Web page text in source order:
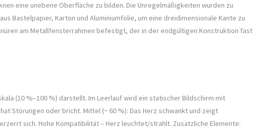
eine unebene Oberfläche zu bilden. Die Unregelmäßigkeiten wurden zu
Bastelpapier, Karton und Aluminiumfolie, um eine dreidimensionale Kante zu
am Metallfensterrahmen befestigt, der in der endgültigen Konstruktion fast
(10 %–100 %) darstellt. Im Leerlauf wird ein statischer Bildschirm mit
Störungen oder bricht. Mittel (~ 60 %): Das Herz schwankt und zeigt
sich. Hohe Kompatibilität – Herz leuchtet/strahlt. Zusätzliche Elemente: